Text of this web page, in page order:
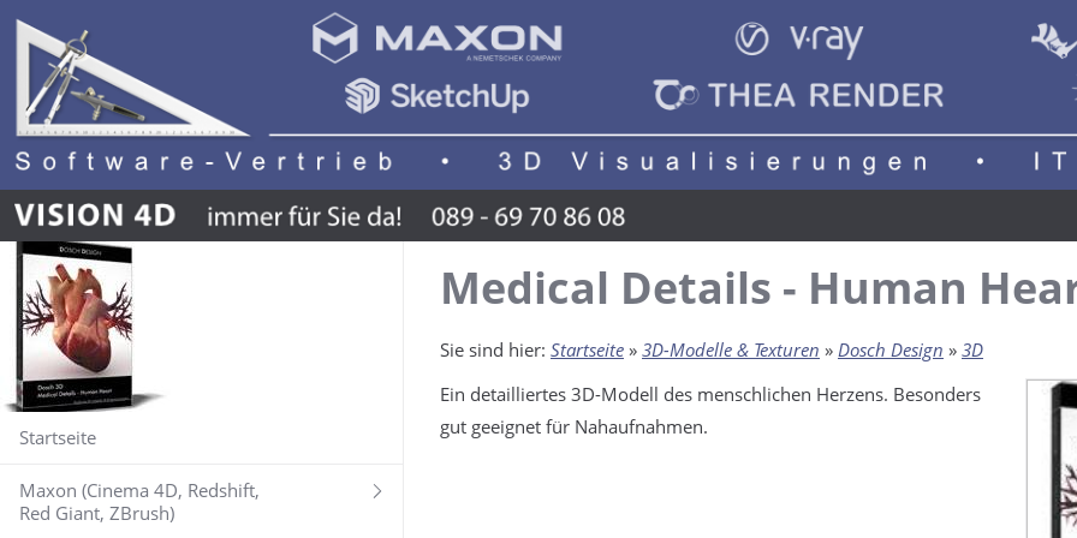
Startseite
Maxon (Cinema 4D, Redshift,
Red Giant, ZBrush)
Medical Details - Human
Sie sind hier: Startseite » 3D-Modelle & Texturen » Dosch Design » 3D
Ein detailliertes 3D-Modell des menschlichen Herzens. Besonders
gut geeignet für Nahaufnahmen.